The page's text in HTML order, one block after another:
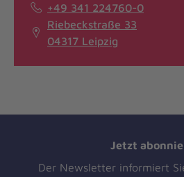
+49 341 224760-0
Riebeckstraße 33
04317 Leipzig
Jetzt
Der Newsletter informiert